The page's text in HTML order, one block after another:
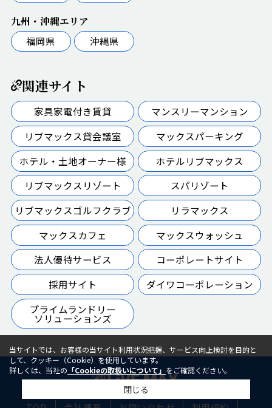
九州・沖縄エリア
福岡県
沖縄県
関連サイト
家具家電付き賃貸
マンスリーマンション
リブマックス貸会議室
マックスパーキング
ホテル・土地オーナー様
ホテルリブマックス
リブマックスリゾート
スパリゾート
リブマックスゴルフクラブ
リラマックス
マックスカフェ
マックスウォッシュ
法人優待サービス
コーポレートサイト
採用サイト
ダイワコーポレーション
プライムランドリー
ソリューションズ
当サイトでは、お客様の当サイト利用状況把握、サービス向上検討を目的と
して、クッキー（Cookie）を使用しています。
詳しくは、当社の 「Cookieの取扱いについて」 をご確認ください。
閉じる